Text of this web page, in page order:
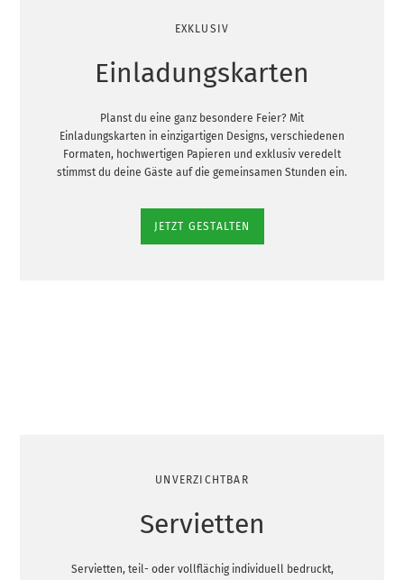
EXKLUSIV
Einladungskarten
Planst du eine ganz besondere Feier? Mit
Einladungskarten in einzigartigen Designs, verschiedenen
Formaten, hochwertigen Papieren und exklusiv veredelt
stimmst du deine Gäste auf die gemeinsamen Stunden ein.
JETZT GESTALTEN
UNVERZICHTBAR
Servietten
Servietten, teil- oder vollflächig individuell bedruckt,